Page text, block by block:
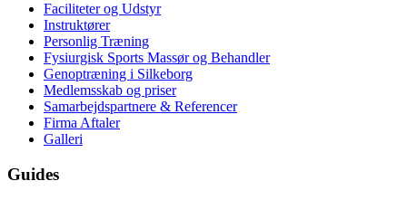
Faciliteter og Udstyr
Instruktører
Personlig Træning
Fysiurgisk Sports Massør og Behandler
Genoptræning i Silkeborg
Medlemsskab og priser
Samarbejdspartnere & Referencer
Firma Aftaler
Galleri
Guides